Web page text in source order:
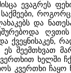
ევაგრეს
როგორც
და
ქვეყნისაკენ,
შეემთხვათ
ხელში
კვერთხი ჩაყო